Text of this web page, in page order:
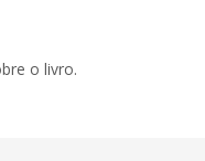
o livro.